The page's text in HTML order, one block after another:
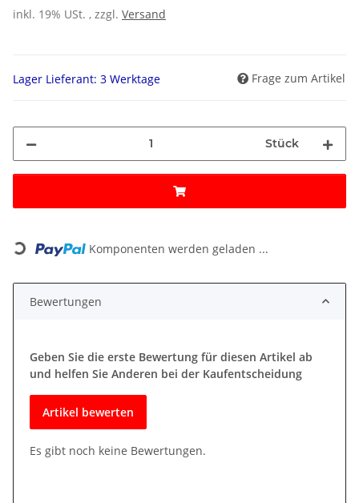
inkl. 19% USt. , zzgl. Versand
Lager Lieferant: 3 Werktage Frage zum Artikel
Stück
Loading... Komponenten werden geladen ...
Bewertungen
Geben Sie die erste Bewertung für diesen Artikel ab
und helfen Sie Anderen bei der Kaufentscheidung
Artikel bewerten
Es gibt noch keine Bewertungen.